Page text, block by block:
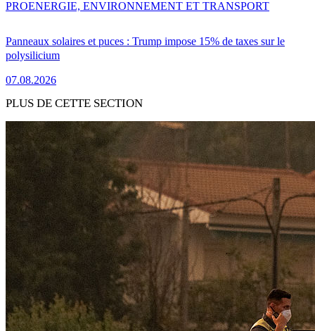
Panneaux solaires et puces : Trump impose 15% de taxes sur le
polysilicium
07.08.2026
PROENERGIE, ENVIRONNEMENT ET TRANSPORT
PLUS DE CETTE SECTION